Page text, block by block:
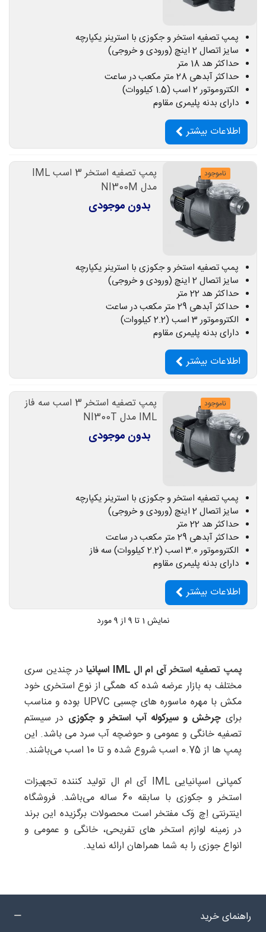
پمپ تصفیه استخر و جکوزی با استرینر یکپارچه
سایز اتصال 2 اینچ (ورودی و خروجی)
حداکثر هد 18 متر
حداکثر آبدهی 28 متر مکعب در ساعت
الکتروموتور 2 اسب (1.5 کیلووات)
دارای بدنه پلیمری مقاوم
اطلاعات بیشتر
ناموجود
پمپ تصفیه استخر 3 اسب IML
مدل NI300M
بدون موجودی
پمپ تصفیه استخر و جکوزی با استرینر یکپارچه
سایز اتصال 2 اینچ (ورودی و خروجی)
حداکثر هد 22 متر
حداکثر آبدهی 29 متر مکعب در ساعت
الکتروموتور 3 اسب (2.2 کیلووات)
دارای بدنه پلیمری مقاوم
اطلاعات بیشتر
ناموجود
پمپ تصفیه استخر 3 اسب سه فاز
IML مدل NI300T
بدون موجودی
پمپ تصفیه استخر و جکوزی با استرینر یکپارچه
سایز اتصال 2 اینچ (ورودی و خروجی)
حداکثر هد 22 متر
حداکثر آبدهی 29 متر مکعب در ساعت
الکتروموتور 3.0 اسب (2.2 کیلووات) سه فاز
دارای بدنه پلیمری مقاوم
اطلاعات بیشتر
نمایش 1 تا 9 از 9 مورد
پمپ تصفیه استخرآی ام ال IML اسپانیا
در چندین سری
مختلف به بازار عرضه شده که همگی از نوع استخری خود
مکش با مهره ماسوره های چسبی UPVC بوده و مناسب
برای چرخش و سیرکوله آب استخر و جکوزی در سیستم
تصفیه خانگی و عمومی و حوضچه آب سرد می باشد. این
پمپ ها از 0.75 اسب شروع شده و تا 10 اسب می‌باشند.
کمپانی اسپانیایی IML آی ام ال تولید کننده تجهیزات
استخر و جکوزی با سابقه 60 ساله می‌باشد. فروشگاه
اینترنتی اِچ وَک مفتخر است محصولات برگزیده این برند
در زمینه لوازم استخر های تفریحی، خانگی و عمومی و
انواع جوزی را به شما همراهان ارائه نماید.
راهنمای خرید